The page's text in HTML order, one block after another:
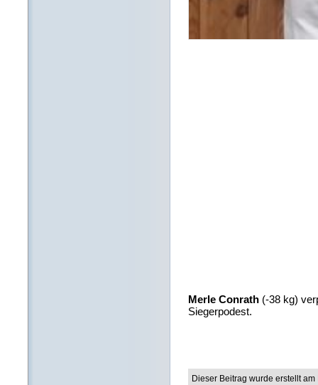
Merle Conrath (-38 kg)
Siegerpodest.
Dieser Beitrag wurde erstellt